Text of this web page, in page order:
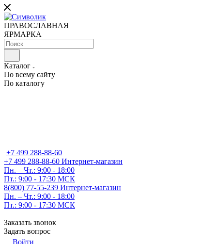
ПРАВОСЛАВНАЯ
ЯРМАРКА
Каталог
По всему сайту
По каталогу
+7 499 288-88-60
+7 499 288-88-60 Интернет-магазин
Пн. – Чт.: 9:00 - 18:00
Пт.: 9:00 - 17:30 МСК
8(800) 77-55-239 Интернет-магазин
Пн. – Чт.: 9:00 - 18:00
Пт.: 9:00 - 17:30 МСК
Заказать звонок
Задать вопрос
Войти